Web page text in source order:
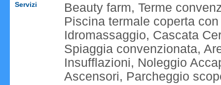
Servizi
Beauty farm, Terme
Piscina termale coperta
Idromassaggio, Cascata
Spiaggia convenzionata,
Insufflazioni, Noleggio
Ascensori, Parcheggio